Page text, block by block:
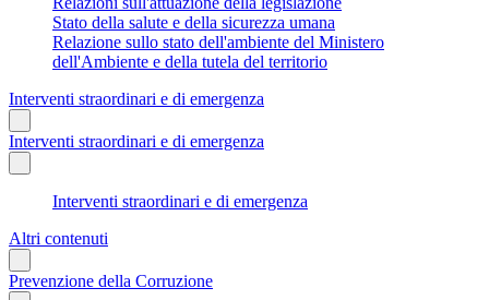
Stato della salute e della sicurezza umana
Relazione sullo stato dell'ambiente del Ministero
dell'Ambiente e della tutela del territorio
Interventi straordinari e di emergenza
Interventi straordinari e di emergenza
Interventi straordinari e di emergenza
Altri contenuti
Prevenzione della Corruzione